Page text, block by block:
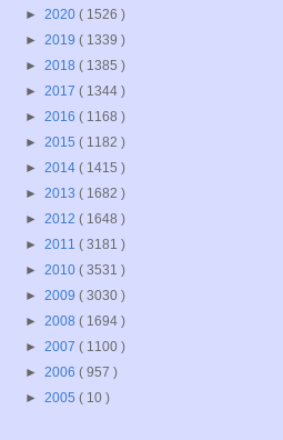
► 2020 ( 1526 )
► 2019 ( 1339 )
► 2018 ( 1385 )
► 2017 ( 1344 )
► 2016 ( 1168 )
► 2015 ( 1182 )
► 2014 ( 1415 )
► 2013 ( 1682 )
► 2012 ( 1648 )
► 2011 ( 3181 )
► 2010 ( 3531 )
► 2009 ( 3030 )
► 2008 ( 1694 )
► 2007 ( 1100 )
► 2006 ( 957 )
► 2005 ( 10 )